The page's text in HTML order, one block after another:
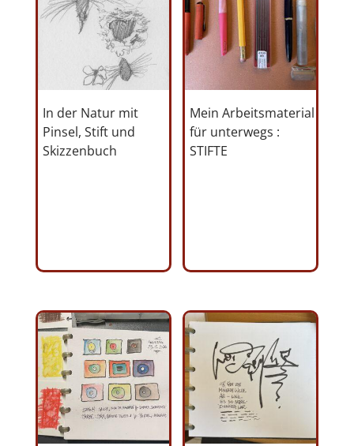
In der Natur mit
Pinsel, Stift und
Skizzenbuch
Mein Arbeitsmaterial
für unterwegs :
STIFTE